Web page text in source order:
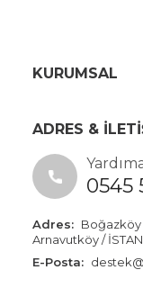
KURUMSAL
ADRES &
0545
Adres: Boğazköy
Arnavutköy /
E-Posta: